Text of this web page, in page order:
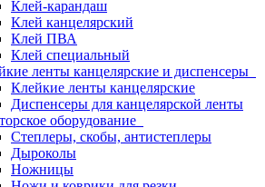
Клей-карандаш
Клей канцелярский
Клей ПВА
Клей специальный
ленты канцелярские и диспенсеры
Клейкие ленты канцелярские
Диспенсеры для канцелярской ленты
оборудование
Степлеры, скобы, антистеплеры
Дыроколы
Ножницы